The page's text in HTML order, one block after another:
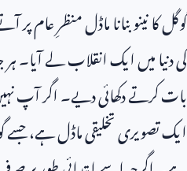
گوگل کا نینو بنانا ماڈل منظرِ عام
کی دنیا میں ایک انقلاب لے
بات کرتے دکھائی دیے۔ اگر آپ
ایک تصویری تخلیقی ماڈل ہے، جسے